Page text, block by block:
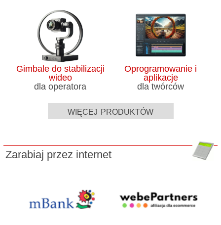
Gimbale do stabilizacji
wideo
dla operatora
Oprogramowanie i
aplikacje
dla twórców
więcej produktów
Zarabiaj przez internet